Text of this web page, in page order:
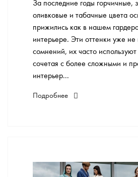
За последние годы горчичные,
оливковые и табачные цвета
прижились как в нашем
интерьере. Эти оттенки уже
сомнений, их часто используют
сочетая с более сложными и
интерьер...
Подробнее